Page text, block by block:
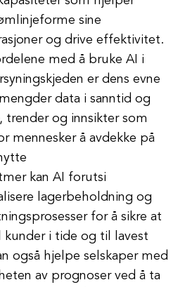
sine
og drive effektivitet.
med å bruke AI i
er dens evne
data i sanntid og
trender og innsikter som
mennesker å avdekke på
kan AI forutsi
lagerbeholdning og
for å sikre at
i tide og til lavest
også hjelpe selskaper med
av prognoser ved å ta